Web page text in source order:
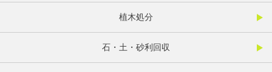
植木処分
石・土・砂利回収